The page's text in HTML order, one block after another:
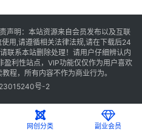
声明：本站资源来自会员发布以及互联
用,请遵循相关法律法规,请在下载后24
联系本站删除处理！请用户仔细辨认内
利性站点，VIP功能仅仅作为用户喜欢
程，所有内容不作为商业行为。
号-2
网创分类 副业会员